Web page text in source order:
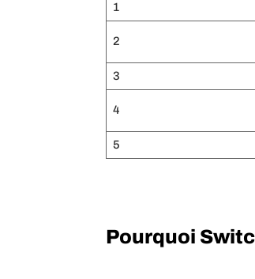
1
2
3
4
5
Pourquoi